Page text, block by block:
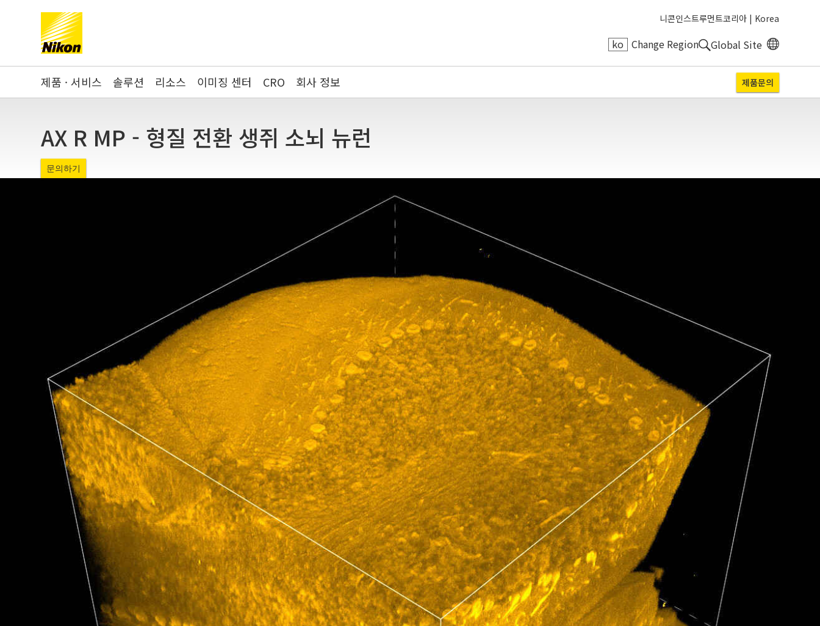
니콘인스트루먼트코리아 | Korea
ko Change Region Global Site
Search keyword(s)
제품 · 서비스 솔루션 리소스 이미징 센터 CRO 회사 정보 제품문의
AX R MP - 형질 전환 생쥐 소뇌 뉴런
문의하기